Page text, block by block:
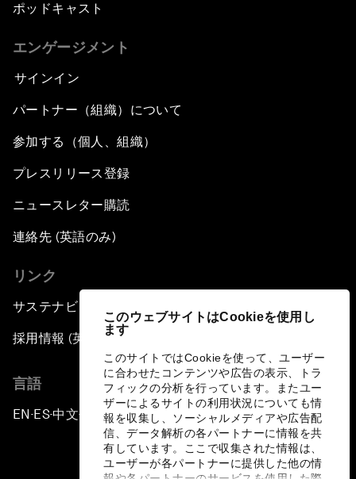
このウェブサイトはCookieを使用し
ます
このサイトではCookieを使って、ユーザー
に合わせたコンテンツや広告の表示、トラ
フィックの分析を行っています。またユー
ザーによるサイトの利用状況についても情
報を収集し、ソーシャルメディアや広告配
信、データ解析の各パートナーに情報を共
有しています。ここで収集された情報は、
ユーザーが各パートナーに提供した他の情
ポッドキャスト
エンゲージメント
サインイン
パートナー（組織）について
参加する（個人、組織）
プレスリリース登録
ニュースレター購読
連絡先 (英語のみ)
リンク
サステナビリティへの取り組み
採用情報 (英語のみ)
言語
EN ▪ES▪中文▪ 日本語